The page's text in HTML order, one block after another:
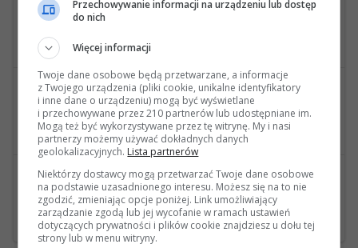
wysłana przez Vengeance 4 49446
Hałas podczas jazdy
Ostatnia wiadomość: 11 Października 2022, 18:03 03s wysłana przez Vengeance
wysłana przez Peter 4 37942
Ostatnia wiadomość: 22 Lipca 2022, 21:40 59s wysłana przez Peter
Przechowywanie informacji na urządzeniu lub dostęp
do nich
Więcej informacji
Twoje dane osobowe będą przetwarzane, a informacje
z Twojego urządzenia (pliki cookie, unikalne identyfikatory
i inne dane o urządzeniu) mogą być wyświetlane
i przechowywane przez 210 partnerów lub udostępniane im.
Mogą też być wykorzystywane przez tę witrynę. My i nasi
partnerzy możemy używać dokładnych danych
geolokalizacyjnych. Lista partnerów
Niektórzy dostawcy mogą przetwarzać Twoje dane osobowe
na podstawie uzasadnionego interesu. Możesz się na to nie
zgodzić, zmieniając opcje poniżej. Link umożliwiający
zarządzanie zgodą lub jej wycofanie w ramach ustawień
dotyczących prywatności i plików cookie znajdziesz u dołu tej
strony lub w menu witryny.